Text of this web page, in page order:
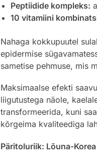
Peptiidide kompleks:
10 vitamiini
Nahaga kokkupuutel
epidermise
sametise pehmuse, mis
Maksimaalse efekti
liigutustega näole,
transformeerida, kuni
kõrgeima kvaliteediga
Päritoluriik: Lõuna-Korea